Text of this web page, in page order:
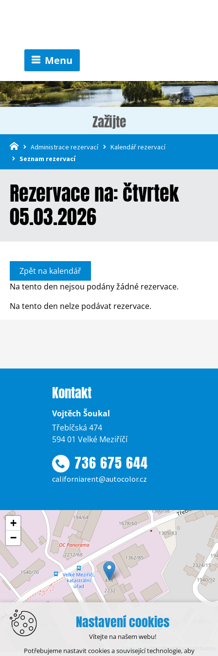
Menu
Zažijte
Administrace rezervací
Kalendář rezervací
Seznam rezervací
Rezervace na: čtvrtek
05.03.2026
Zpět na kalendář
Na tento den nejsou podány žádné rezervace.
Na tento den nelze podávat rezervace.
Kontakt
Vojtěch Šoukal
Třebíčská 474
594 01 Velké Meziříčí
736 675 644
californiarent@autocolor.cz
+
−
Leaflet | © OpenStreetMap contributors
Nastavení cookies
Vítejte na našem webu!
Potřebujeme nastavit cookies a související technologie, aby